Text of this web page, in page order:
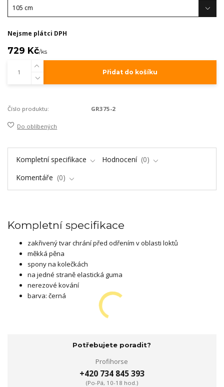
Nejsme plátci DPH
729 Kč/ks
Přidat do košíku
Číslo produktu: GR375-2
Do oblíbených
Kompletní specifikace Hodnocení
0
Komentáře
0
Kompletní specifikace
zakřivený tvar chrání před odřením v oblasti loktů
měkká pěna
spony na kolečkách
na jedné straně elastická guma
nerezové kování
barva: černá
Potřebujete poradit?
Profihorse
+420 734 845 393
(Po-Pá, 10-18 hod.)